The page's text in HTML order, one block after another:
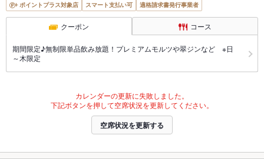
ポイントプラス対象店
スマート支払い可 適格請求書発行事業者
クーポン コース
期間限定♪無制限単品飲み放題！プレミアムモルツや翠ジンなど ※日
～木限定
カレンダーの更新に失敗しました。
下記ボタンを押して空席状況を更新してください。
空席状況を更新する